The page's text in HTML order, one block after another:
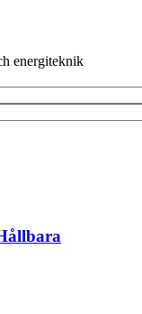
energiteknik